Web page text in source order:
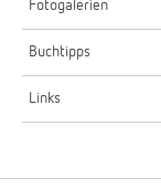
Fotogalerien
Buchtipps
Links